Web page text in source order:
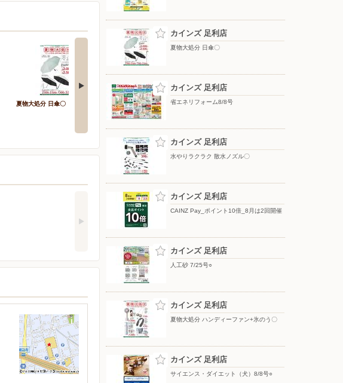
夏物大処分 日傘〇
夏物大処分 ポップアップテント
+水物〇
水やりラクラク 散水ノズル〇
カインズ 足利店
夏物大処分 日傘〇
カインズ 足利店
省エネリフォーム8/8号
カインズ 足利店
水やりラクラク 散水ノズル〇
カインズ 足利店
CAINZ Pay_ポイント10倍_8月は2回開催
カインズ 足利店
人工砂 7/25号○
カインズ 足利店
夏物大処分 ハンディーファン+氷のう〇
カインズ 足利店
サイエンス・ダイエット（犬）8/8号○